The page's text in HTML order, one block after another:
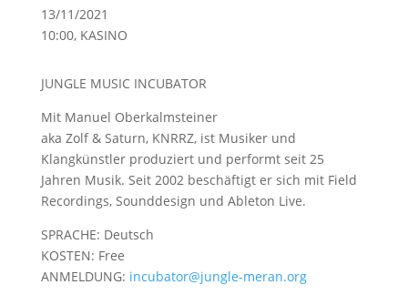
13/11/2021
10:00, KASINO
JUNGLE MUSIC INCUBATOR
Mit Manuel Oberkalmsteiner
aka Zolf & Saturn, KNRRZ, ist Musiker und
Klangkünstler produziert und performt seit 25
Jahren Musik. Seit 2002 beschäftigt er sich mit Field
Recordings, Sounddesign und Ableton Live.
SPRACHE: Deutsch
KOSTEN: Free
ANMELDUNG: incubator@jungle-meran.org